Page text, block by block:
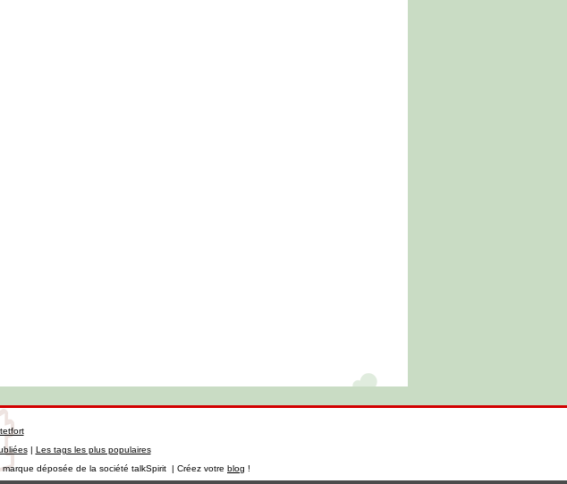
| Les tags les plus populaires
marque déposée de la société talkSpirit | Créez votre blog !